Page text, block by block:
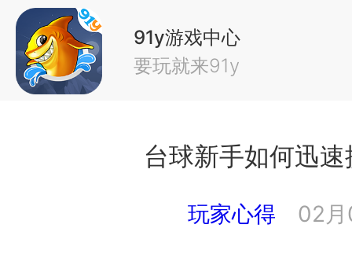
91y游戏中心
要玩就来91y
台球新手如何迅
玩家心得 02